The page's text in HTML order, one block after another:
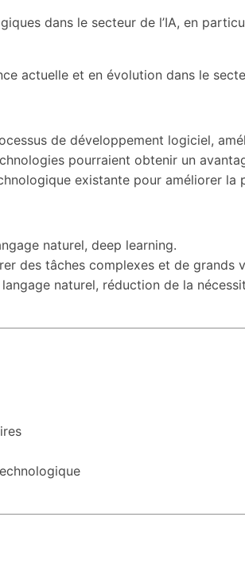
dans le secteur de l’IA, en
actuelle et en évolution dans le
de développement logiciel,
pourraient obtenir un
existante pour améliorer la
naturel, deep learning.
des tâches complexes et de grands
naturel, réduction de la